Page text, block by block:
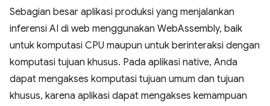
Sebagian besar aplikasi produksi yang menjalankan
inferensi AI di web menggunakan WebAssembly, baik
untuk komputasi CPU maupun untuk berinteraksi dengan
komputasi tujuan khusus. Pada aplikasi native, Anda
dapat mengakses komputasi tujuan umum dan tujuan
khusus, karena aplikasi dapat mengakses kemampuan